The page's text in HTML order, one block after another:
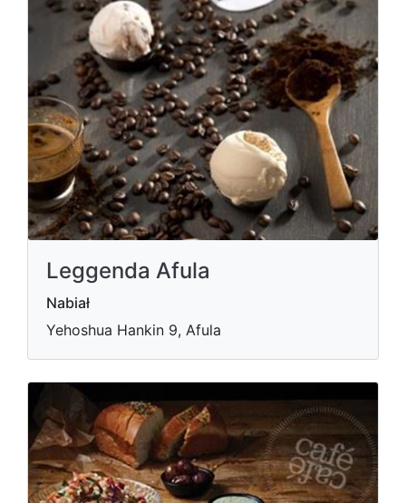
Leggenda Afula
Nabiał
Yehoshua Hankin 9, Afula